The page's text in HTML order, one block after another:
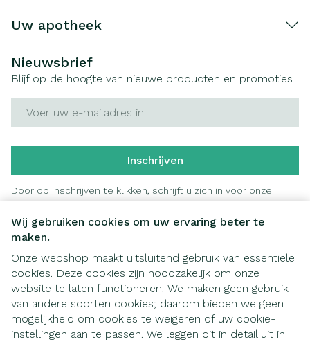
Wij gebruiken cookies om uw ervaring beter te
maken.
Onze webshop maakt uitsluitend gebruik van essentiële
cookies. Deze cookies zijn noodzakelijk om onze
website te laten functioneren. We maken geen gebruik
van andere soorten cookies; daarom bieden we geen
mogelijkheid om cookies te weigeren of uw cookie-
instellingen aan te passen. We leggen dit in detail uit in
Uw apotheek
Nieuwsbrief
Blijf op de hoogte van nieuwe producten en promoties
Inschrijven
Door op inschrijven te klikken, schrijft u zich in voor onze
nieuwsbrief en gaat u akkoord met onzeprivacy policy.